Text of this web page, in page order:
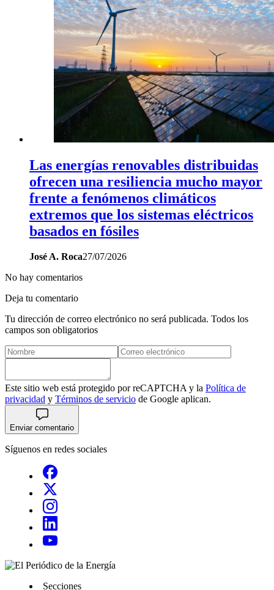
Las energías renovables distribuidas
ofrecen una resiliencia mucho mayor
frente a fenómenos climáticos
extremos que los sistemas eléctricos
basados en fósiles
José A. Roca27/07/2026
No hay comentarios
Deja tu comentario
Tu dirección de correo electrónico no será publicada. Todos los
campos son obligatorios
Este sitio web está protegido por reCAPTCHA y la Política de
privacidad y Términos de servicio de Google aplican.
Enviar comentario
Síguenos en redes sociales
Secciones